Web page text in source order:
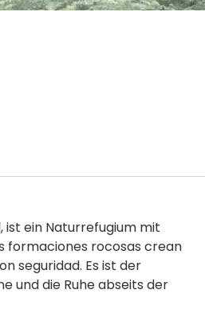
ist ein Naturrefugium mit
formaciones rocosas crean
seguridad. Es ist der
und die Ruhe abseits der